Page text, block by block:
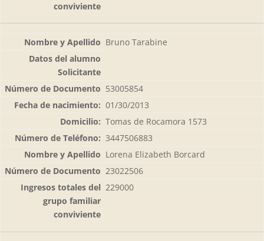
Bruno Tarabine
53005854
01/30/2013
Tomas de Rocamora 1573
3447506883
Lorena Elizabeth Borcard
23022506
229000